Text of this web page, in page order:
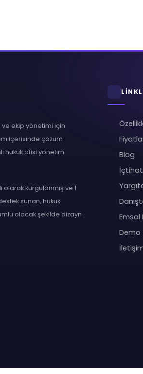
ve ekip yönetimi için
içerisinde çözüm
hukuk ofisi yönetim
olarak kurgulanmış ve 1
sunan, hukuk
olacak şekilde dizayn
Blog
İçtihat
Emsal
Demo